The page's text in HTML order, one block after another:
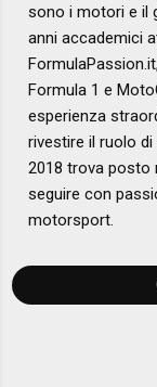
sono i motori e il
anni accademici
Formula 1 e
esperienza
rivestire il ruolo di
2018 trova posto
seguire con
motorsport.